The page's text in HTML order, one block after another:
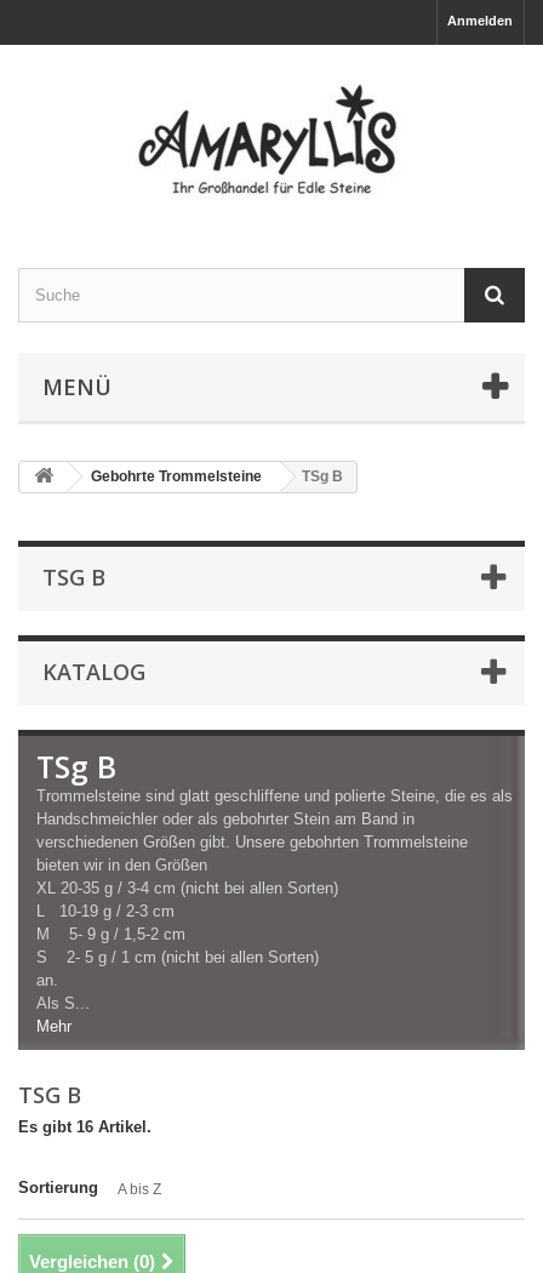
Anmelden
MENÜ
Gebohrte Trommelsteine TSg B
TSG B
KATALOG
TSg B
Trommelsteine sind glatt geschliffene und polierte Steine, die es als
Handschmeichler oder als gebohrter Stein am Band in
verschiedenen Größen gibt. Unsere gebohrten Trommelsteine
bieten wir in den Größen
XL 20-35 g / 3-4 cm (nicht bei allen Sorten)
L 10-19 g / 2-3 cm
M 5- 9 g / 1,5-2 cm
S 2- 5 g / 1 cm (nicht bei allen Sorten)
an.
Als S...
Mehr
TSG B
Es gibt 16 Artikel.
Sortierung A bis Z
Vergleichen (0)